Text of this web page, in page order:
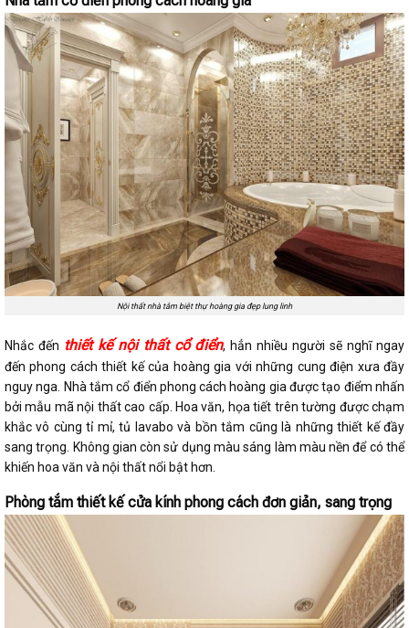
Nội thất nhà tắm biệt thự hoàng gia đẹp lung linh
Nhắc đến thiết kế nội thất cổ điển, hẳn nhiều người sẽ nghĩ ngay
đến phong cách thiết kế của hoàng gia với những cung điện xưa đầy
nguy nga. Nhà tắm cổ điển phong cách hoàng gia được tạo điểm nhấn
bởi mẫu mã nội thất cao cấp. Hoa văn, họa tiết trên tường được chạm
khắc vô cùng tỉ mỉ, tủ lavabo và bồn tắm cũng là những thiết kế đầy
sang trọng. Không gian còn sử dụng màu sáng làm màu nền để có thể
khiến hoa văn và nội thất nổi bật hơn.
Phòng tắm thiết kế cửa kính phong cách đơn giản, sang trọng